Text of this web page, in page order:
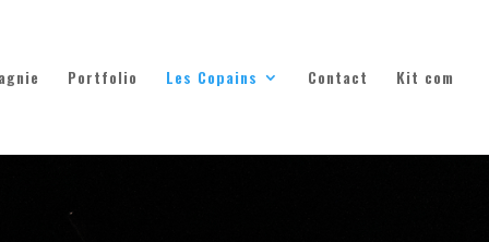
Portfolio Les Copains Contact Kit com